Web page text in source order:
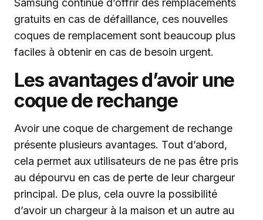
Samsung continue d’offrir des remplacements
gratuits en cas de défaillance, ces nouvelles
coques de remplacement sont beaucoup plus
faciles à obtenir en cas de besoin urgent.
Les avantages d’avoir une
coque de rechange
Avoir une coque de chargement de rechange
présente plusieurs avantages. Tout d’abord,
cela permet aux utilisateurs de ne pas être pris
au dépourvu en cas de perte de leur chargeur
principal. De plus, cela ouvre la possibilité
d’avoir un chargeur à la maison et un autre au